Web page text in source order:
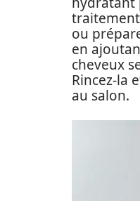
ou
en
cheveux
Rincez-la
au salon.